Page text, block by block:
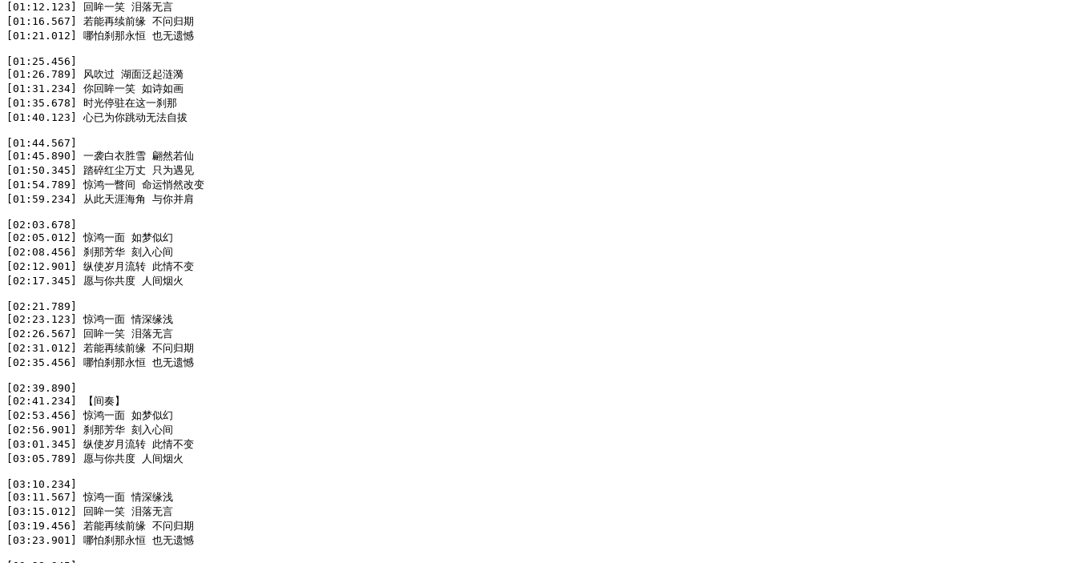
[01:12.123] 回眸一笑 泪落无言
[01:16.567] 若能再续前缘 不问归期
[01:21.012] 哪怕刹那永恒 也无遗憾
[01:25.456]
[01:26.789] 风吹过 湖面泛起涟漪
[01:31.234] 你回眸一笑 如诗如画
[01:35.678] 时光停驻在这一刹那
[01:40.123] 心已为你跳动无法自拔
[01:44.567]
[01:45.890] 一袭白衣胜雪 翩然若仙
[01:50.345] 踏碎红尘万丈 只为遇见
[01:54.789] 惊鸿一瞥间 命运悄然改变
[01:59.234] 从此天涯海角 与你并肩
[02:03.678]
[02:05.012] 惊鸿一面 如梦似幻
[02:08.456] 刹那芳华 刻入心间
[02:12.901] 纵使岁月流转 此情不变
[02:17.345] 愿与你共度 人间烟火
[02:21.789]
[02:23.123] 惊鸿一面 情深缘浅
[02:26.567] 回眸一笑 泪落无言
[02:31.012] 若能再续前缘 不问归期
[02:35.456] 哪怕刹那永恒 也无遗憾
[02:39.890]
[02:41.234] 【间奏】
[02:53.456] 惊鸿一面 如梦似幻
[02:56.901] 刹那芳华 刻入心间
[03:01.345] 纵使岁月流转 此情不变
[03:05.789] 愿与你共度 人间烟火
[03:10.234]
[03:11.567] 惊鸿一面 情深缘浅
[03:15.012] 回眸一笑 泪落无言
[03:19.456] 若能再续前缘 不问归期
[03:23.901] 哪怕刹那永恒 也无遗憾